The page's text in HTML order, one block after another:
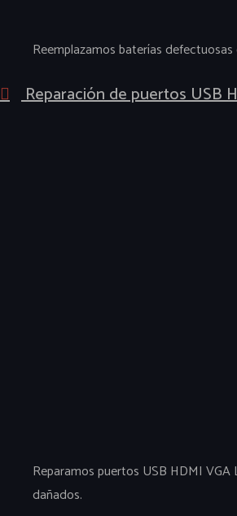
Reemplazamos baterías
Reparación de puertos USB
Reparamos puertos USB HDMI
dañados.